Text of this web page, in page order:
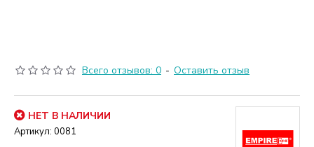
Всего отзывов: 0 - Оставить отзыв
НЕТ В НАЛИЧИИ
Артикул: 0081